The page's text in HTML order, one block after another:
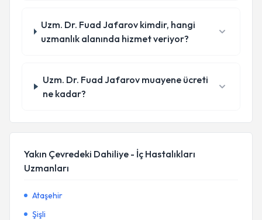
Uzm. Dr. Fuad Jafarov kimdir, hangi
uzmanlık alanında hizmet veriyor?
Uzm. Dr. Fuad Jafarov muayene ücreti
ne kadar?
Yakın Çevredeki Dahiliye - İç Hastalıkları
Uzmanları
Ataşehir
Şişli